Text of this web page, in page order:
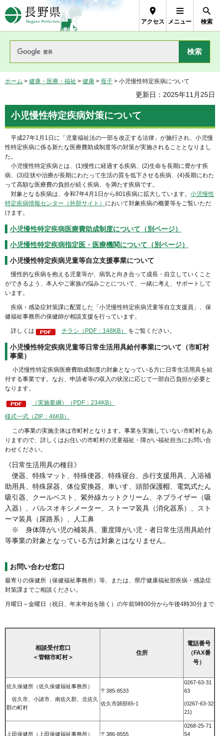
長野県Nagano Prefecture
アクセス メニュー 検索
ホーム > 健康・医療・福祉 > 健康 > 母子 > 小児慢性特定疾病について
更新日：2025年11月25日
小児慢性特定疾病対策について
平成27年1月1日に「児童福祉法の一部を改正する法律」が施行され、小児慢
性特定疾病に係る新たな医療費助成制度等の対策が実施されることとなりまし
た。
小児慢性特定疾病とは、(1)慢性に経過する疾病、(2)生命を長期に脅かす疾
病、(3)症状や治療が長期にわたって生活の質を低下させる疾病、(4)長期にわた
って高額な医療費の負担が続く疾病、を満たす疾病です。
対象となる疾病は、令和7年4月1日から801疾病に拡大しています。 小児慢性
特定疾病情報センター（外部サイト） において対象疾病の概要等をご覧いただ
けます。
小児慢性特定疾病医療費助成制度について（別ページ）
小児慢性特定疾病指定医・医療機関について（別ページ）
小児慢性特定疾病児童等自立支援事業について
慢性的な疾病を抱える児童等が、病気と向き合って成長・自立していくこと
ができるよう、本人やご家族の悩みごとについて、一緒に考え、サポートして
います。
疾病・感染症対策課に配置した「小児慢性特定疾病児童等自立支援員」、保
健福祉事務所の保健師が相談支援を行っています。
詳しくは チラシ（PDF：148KB） をご覧ください。
小児慢性特定疾病児童等日常生活用具給付事業について（市町村
事業）
小児慢性特定疾病医療費助成制度の対象となっている方に日常生活用具を給
付する事業です。なお、申請者等の収入の状況に応じて一部自己負担が必要と
なります。
（実施要綱）（PDF：234KB）
様式一式（ZIP：46KB）
この事業の実施主体は市町村となります。事業を実施していない市町村もあ
りますので、詳しくはお住いの市町村の児童福祉・障がい福祉担当にお問い合
わせください。
《日常生活用具の種目》
便器、特殊マット、特殊便器、特殊寝台、歩行支援用具、入浴補
助用具、特殊尿器、体位変換器、車いす、頭部保護帽、電気式たん
吸引器、クールベスト、紫外線カットクリーム、ネブライザー（吸
入器）、パルスオキシメーター、ストーマ装具（消化器系）、スト
ーマ装具（尿路系）、人工鼻
※ 身体障がい児の補装具、重度障がい児・者日常生活用具給付
等事業の対象となっている方は対象とはなりません。
お問い合わせ窓口
最寄りの保健所（保健福祉事務所）等、または、県庁健康福祉部疾病・感染症
対策課までご相談ください。
月曜日～金曜日（祝日、年末年始を除く）の午前9時00分から午後4時30分まで
相談受付窓口
＜管轄市町村＞
住所
電話番号
（FAX番
号）
佐久保健所（佐久保健福祉事務所）
佐久市、小諸市、南佐久郡、北佐久
郡の町村
〒385-8533
佐久市跡部65-1
0267-63-31
63
(0267-63-32
21)
上田保健所（上田保健福祉事務所） 〒386-8555
0268-25-71
54